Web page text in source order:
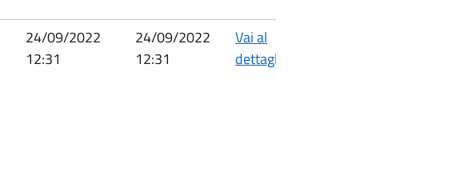
24/09/2022
12:31
24/09/2022
12:31
Vai al
dettaglio